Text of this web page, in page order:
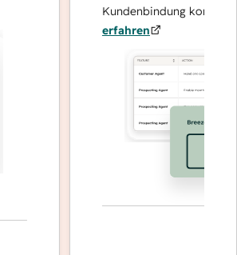
Kundenbindung
erfahren